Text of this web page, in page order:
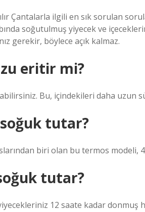
Çantalarla ilgili en sık sorulan
soğutulmuş yiyecek ve
gerekir, böylece açık kalmaz.
eritir mi?
Bu, içindekileri daha uzun
tutar?
biri olan bu termos modeli,
tutar?
12 saate kadar donmuş